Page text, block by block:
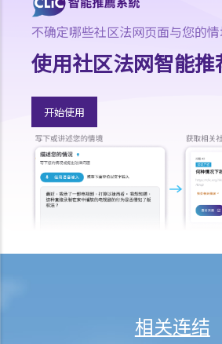
D. 父母的权利
E. 同居关系双方分手
1. 婚前协议和同居协议有甚么区别？
2. 我的伴侣是香港居民，而我不是香港居民
未婚。我们的孩子也能获得香港永久居留权吗？
3. 如果我在与伴侣同居时对其居所或所在小
担任何责任？
J. 变性人的婚姻
1. 我在香港合法结婚。如果后来我的配偶变
K. 同性婚姻／公民伙伴关系
1. 假结婚可以被起诉那些刑事罪行以及刑罚是
不确定哪些社区法网页面与您的情
使用社区法网智能推
开始使用
相关连结